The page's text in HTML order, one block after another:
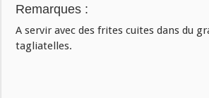
Remarques :
A servir avec des frites cuites dans du
tagliatelles.